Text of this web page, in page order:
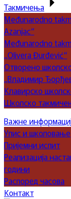
Такмичења
Međunarodno
Azanjac“
Međunarodno
„Olivera Đurđević“
Отворено
„Владимир
Клавирско
Школско
Важне
Упис и школовање
Пријемни испит
Реализација
години
Распоред часова
Контакт